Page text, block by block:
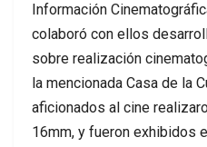
Información
colaboró con ellos
sobre realización
la mencionada Casa de la
aficionados al cine
16mm, y fueron exhibidos